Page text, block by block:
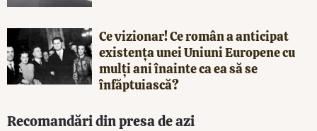
Ce vizionar! Ce român a anticipat
existența unei Uniuni Europene cu
mulți ani înainte ca ea să se
înfăptuiască?
Recomandări din presa de azi